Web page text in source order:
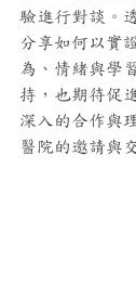
驗進行對談。
分享如何以實
為、情緒與學
持，也期待促
深入的合作與
醫院的邀請與